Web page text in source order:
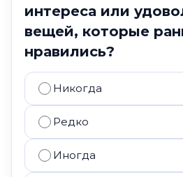
интереса или
вещей, которые
нравились?
Никогда
Редко
Иногда